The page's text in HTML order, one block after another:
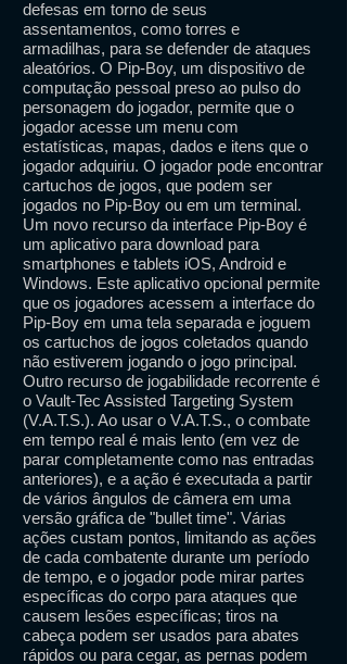
defesas em torno de seus
assentamentos, como torres e
armadilhas, para se defender de ataques
aleatórios. O Pip-Boy, um dispositivo de
computação pessoal preso ao pulso do
personagem do jogador, permite que o
jogador acesse um menu com
estatísticas, mapas, dados e itens que o
jogador adquiriu. O jogador pode encontrar
cartuchos de jogos, que podem ser
jogados no Pip-Boy ou em um terminal.
Um novo recurso da interface Pip-Boy é
um aplicativo para download para
smartphones e tablets iOS, Android e
Windows. Este aplicativo opcional permite
que os jogadores acessem a interface do
Pip-Boy em uma tela separada e joguem
os cartuchos de jogos coletados quando
não estiverem jogando o jogo principal.
Outro recurso de jogabilidade recorrente é
o Vault-Tec Assisted Targeting System
(V.A.T.S.). Ao usar o V.A.T.S., o combate
em tempo real é mais lento (em vez de
parar completamente como nas entradas
anteriores), e a ação é executada a partir
de vários ângulos de câmera em uma
versão gráfica de "bullet time". Várias
ações custam pontos, limitando as ações
de cada combatente durante um período
de tempo, e o jogador pode mirar partes
específicas do corpo para ataques que
causem lesões específicas; tiros na
cabeça podem ser usados ​​para abates
rápidos ou para cegar, as pernas podem